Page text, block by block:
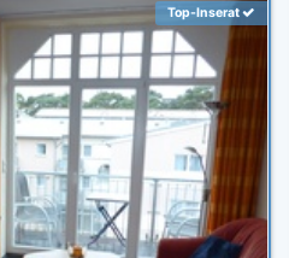
Top-Inserat